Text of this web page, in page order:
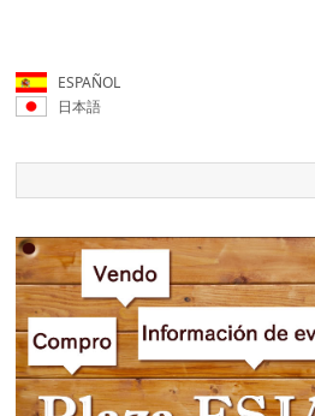
ESPAÑOL
日本語